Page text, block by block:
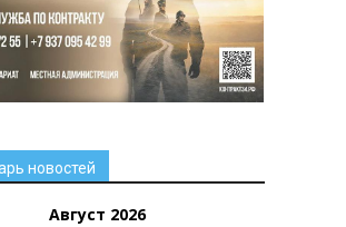
новостей
Август 2026